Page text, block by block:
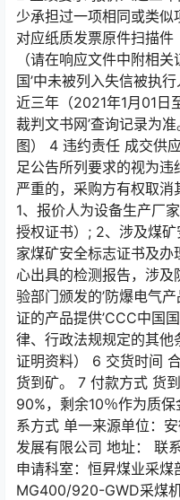
少承担过一项相同或类
对应纸质发票原件扫描件
（请在响应文件中附相
国’中未被列入失信被执
近三年（2021年1月01日
裁判文书网’查询记录为
图） 4 违约责任 成交供
足公告所列要求的视为
严重的，采购方有权取
1、报价人为设备生产厂
授权证书）; 2、涉及煤
家煤矿安全标志证书及
心出具的检测报告，涉
验部门颁发的’防爆电气
证的产品提供’CCC中国
律、行政法规规定的其
证明资料） 6 交货时间
货到矿。 7 付款方式 货
90%，剩余10％作为质
系方式 单一来源单位：
发展有限公司 地址： 联
申请科室：恒昇煤业采
MG400/920-GWD采煤